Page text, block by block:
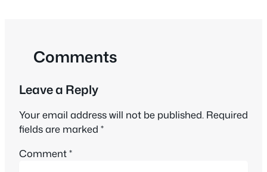
Comments
Leave a Reply
Your email address will not be published. Required
fields are marked *
Comment*